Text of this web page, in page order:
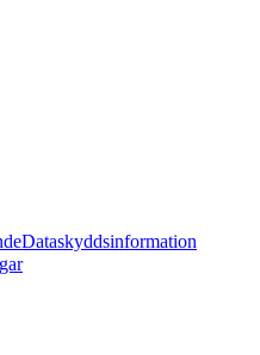
Dataskyddsinformation